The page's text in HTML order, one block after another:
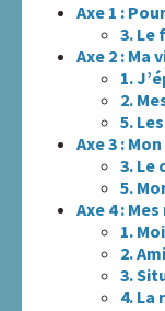
Rechercher :
sites
internet
A.R.A.P.H.
Badiane
Axe 1 :
3. Le
Axe 2 : Ma
1.
2.
5.
Axe 3 :
3. Le
5.
Axe 4 :
1.
2.
3.
4. La